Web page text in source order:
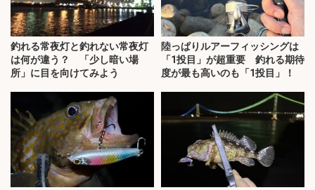
釣れる常夜灯と釣れない常夜灯
は何が違う？ 「少し暗い場
所」に目を向けてみよう
陸っぱりルアーフィッシングは
「1投目」が超重要 釣れる期待
度が最も高いのも「1投目」！